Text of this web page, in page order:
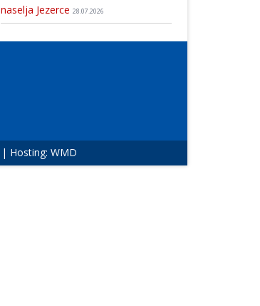
naselja Jezerce 28.07.2026
| Hosting: WMD